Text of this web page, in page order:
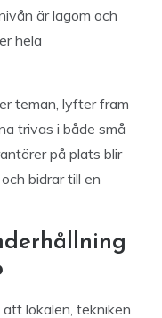
är lagom och
hela
teman, lyfter fram
trivas i både små
på plats blir
bidrar till en
lokalen, tekniken